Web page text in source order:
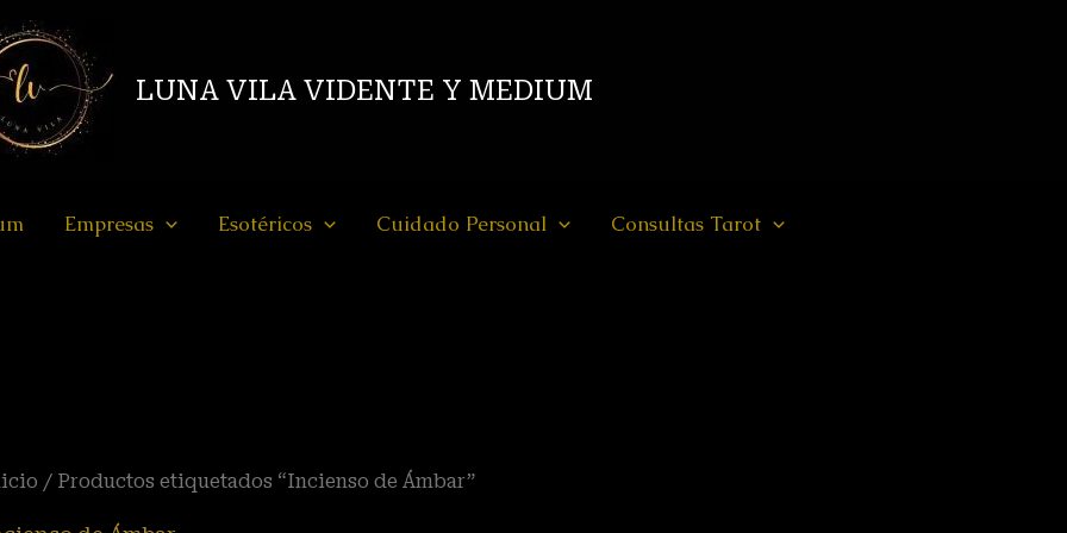
LUNA VILA VIDENTE Y MEDIUM
Empresas Esotéricos Cuidado Personal Consultas Tarot
/ Productos etiquetados “Incienso de Ámbar”